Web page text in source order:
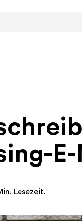
E-
Lesezeit.